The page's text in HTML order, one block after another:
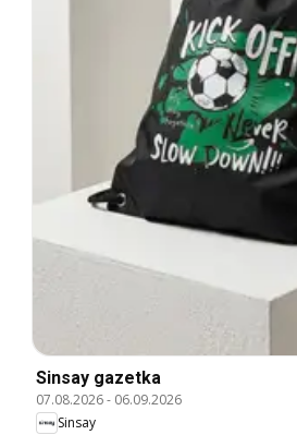
Sinsay gazetka
07.08.2026- 06.09.2026
Sinsay